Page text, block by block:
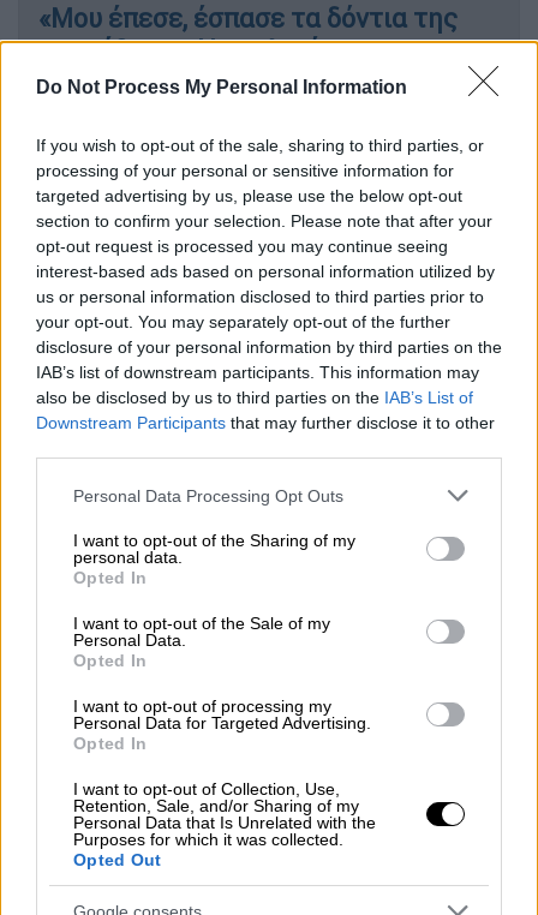
Do Not Process My Personal Information
If you wish to opt-out of the sale, sharing to third parties, or
processing of your personal or sensitive information for
targeted advertising by us, please use the below opt-out
section to confirm your selection. Please note that after your
opt-out request is processed you may continue seeing
interest-based ads based on personal information utilized by
us or personal information disclosed to third parties prior to
your opt-out. You may separately opt-out of the further
disclosure of your personal information by third parties on the
IAB’s list of downstream participants. This information may
also be disclosed by us to third parties on the IAB’s List of
Downstream Participants that may further disclose it to other
Please note that this website/app uses one or more Google
not limited to your visit or usage behaviour. You may click to
grant or deny consent to Google and its third-party tags to
use your data for below specified purposes in below Google
consent section.
Personal Data Processing Opt Outs
I want to opt-out of the Sharing of my
personal data.
Opted In
I want to opt-out of the Sale of my
Personal Data.
Opted In
I want to opt-out of processing my
Personal Data for Targeted Advertising.
Opted In
I want to opt-out of Collection, Use,
Retention, Sale, and/or Sharing of my
Personal Data that Is Unrelated with the
Purposes for which it was collected.
Opted Out
Google consents
«Μου έπεσε, έσπασε τα δόντια της
και πέθανε»: Η απολογία της
32χρονης μητέρας του 3χρονου
Στην ίδια σακούλα υπήρχε και έναεισιτήριο
για το Τραμ.
Πριν λίγες ημέρες, οι Αρχέςέκαναν «φύλλο
και φτερό»τo σπίτι τηςμητέραςτου
3χρονου κοριτσιού, προκειμένου να βρουν
στοιχείαγια τηνυπόθεσηπου έχει
το νεκρό παιδί στο Παλαιό Φάληρο (ΤΑΤΙΑΝΑ
ΜΠΟΛΑΡΗ/EUROKINISSI)
Την ύπαρξη συνεργού εξετάζουν οι
Αρχές